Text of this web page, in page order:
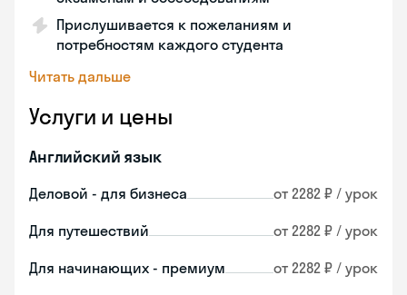
Прислушивается к пожеланиям и
потребностям каждого студента
Читать дальше
Услуги и цены
Английский язык
Деловой - для бизнеса от 2282 ₽ / урок
Для путешествий от 2282 ₽ / урок
Для начинающих - премиум от 2282 ₽ / урок